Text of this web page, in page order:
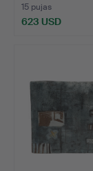
15 pujas
623 USD